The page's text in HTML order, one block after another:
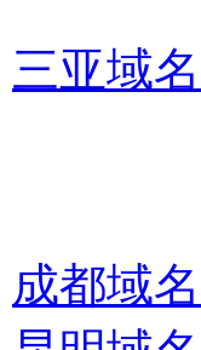
三亚域
成都域